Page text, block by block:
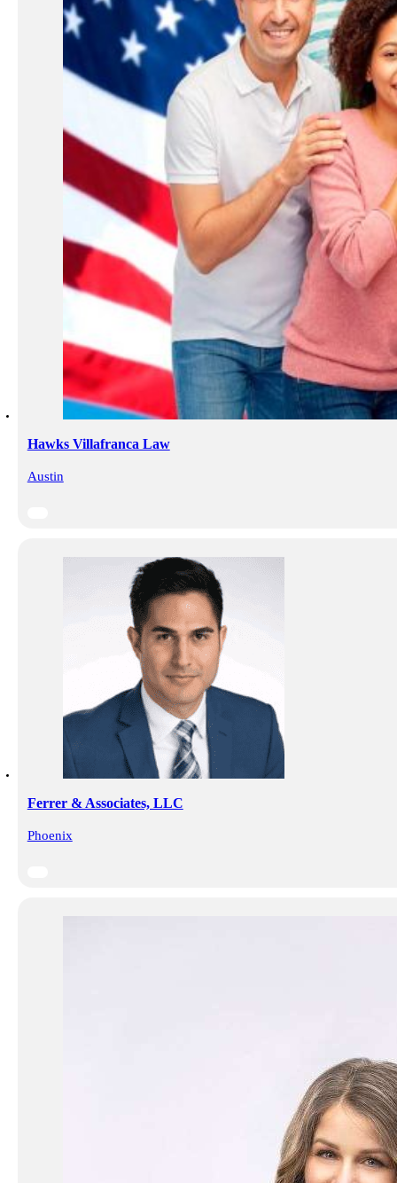
Hawks Villafranca Law
Austin
Ferrer & Associates, LLC
Phoenix